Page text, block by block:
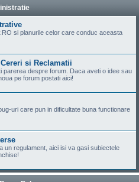
si planurile celor care conduc aceasta
si Reclamatii
parerea despre forum. Daca aveti o idee sau
pe forum postati aici!
uri care pun in dificultate buna functionare
un regulament, aici isi va gasi subiectele